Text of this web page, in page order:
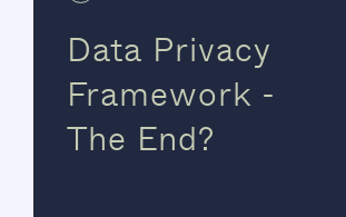
Data Privacy
Framework -
The End?